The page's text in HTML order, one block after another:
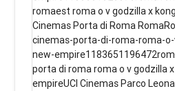
romaest roma o v godzilla x
Cinemas Porta di Roma
cinemas-porta-di-roma-roma-
new-
porta di roma roma o v godzilla
empireUCI Cinemas Parco